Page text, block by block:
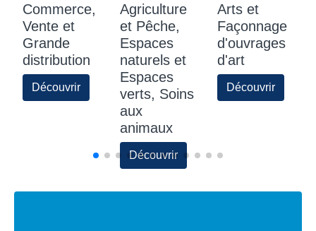
Commerce,
Vente et
Grande
distribution
Découvrir
Agriculture
et Pêche,
Espaces
naturels et
Espaces
verts, Soins
aux
animaux
Découvrir
Arts et
Façonnage
d'ouvrages
d'art
Découvrir